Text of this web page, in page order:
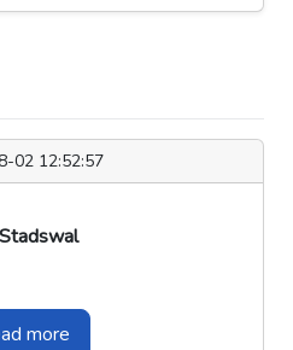
02 12:52:57
more